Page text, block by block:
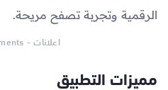
الرقمية وتجربة تصفح مريحة.
اعلانات - Advertisements
مميزات التطبيق